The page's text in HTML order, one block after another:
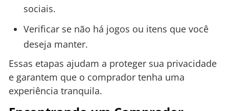
sociais.
Verificar se não há jogos ou itens que você
deseja manter.
Essas etapas ajudam a proteger sua privacidade
e garantem que o comprador tenha uma
experiência tranquila.